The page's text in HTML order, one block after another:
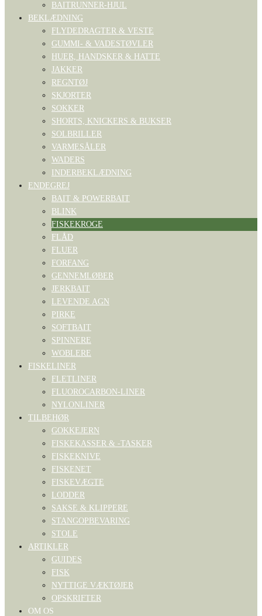
BAITRUNNER-HJUL
BEKLÆDNING
FLYDEDRAGTER & VESTE
GUMMI- & VADESTØVLER
HUER, HANDSKER & HATTE
JAKKER
REGNTØJ
SKJORTER
SOKKER
SHORTS, KNICKERS & BUKSER
SOLBRILLER
VARMESÅLER
WADERS
INDERBEKLÆDNING
ENDEGREJ
BAIT & POWERBAIT
BLINK
FISKEKROGE
FLÅD
FLUER
FORFANG
GENNEMLØBER
JERKBAIT
LEVENDE AGN
PIRKE
SOFTBAIT
SPINNERE
WOBLERE
FISKELINER
FLETLINER
FLUOROCARBON-LINER
NYLONLINER
TILBEHØR
GOKKEJERN
FISKEKASSER & -TASKER
FISKEKNIVE
FISKENET
FISKEVÆGTE
LODDER
SAKSE & KLIPPERE
STANGOPBEVARING
STOLE
ARTIKLER
GUIDES
FISK
NYTTIGE VÆKTØJER
OPSKRIFTER
OM OS